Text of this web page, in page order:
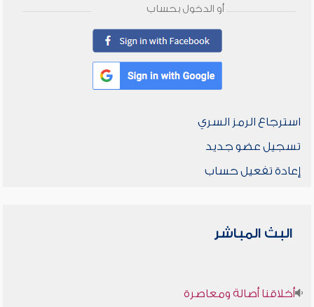
أو الدخول بحساب
استرجاع الرمز السري
تسجيل عضو جديد
إعادة تفعيل حساب
البث المباشر
أخلاقنا أصالة ومعاصرة